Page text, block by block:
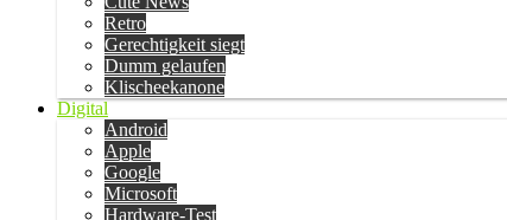
Retro
Gerechtigkeit siegt
Dumm gelaufen
Klischeekanone
Digital
Android
Apple
Google
Microsoft
Hardware-Test